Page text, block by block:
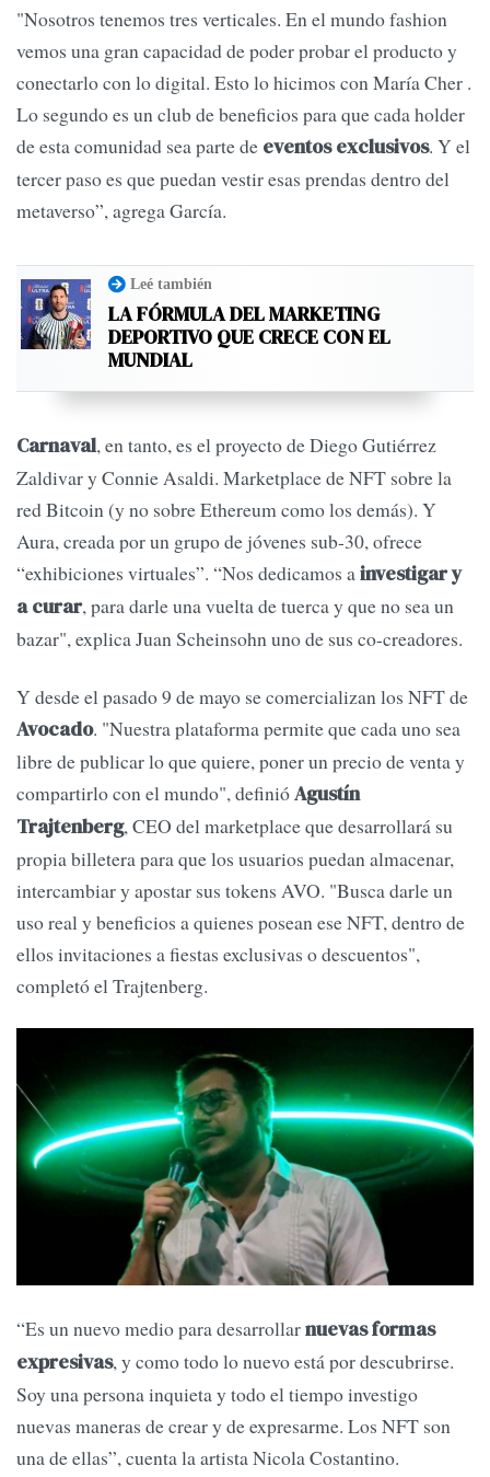
"Nosotros tenemos tres verticales. En el mundo fashion
vemos una gran capacidad de poder probar el producto y
conectarlo con lo digital. Esto lo hicimos con María Cher .
Lo segundo es un club de beneficios para que cada holder
de esta comunidad sea parte de eventos exclusivos. Y el
tercer paso es que puedan vestir esas prendas dentro del
metaverso”, agrega García.
Leé también
LA FÓRMULA DEL MARKETING
DEPORTIVO QUE CRECE CON EL
MUNDIAL
Carnaval, en tanto, es el proyecto de Diego Gutiérrez
Zaldivar y Connie Asaldi. Marketplace de NFT sobre la
red Bitcoin (y no sobre Ethereum como los demás). Y
Aura, creada por un grupo de jóvenes sub-30, ofrece
“exhibiciones virtuales”. “Nos dedicamos a investigar y
a curar, para darle una vuelta de tuerca y que no sea un
bazar", explica Juan Scheinsohn uno de sus co-creadores.
Y desde el pasado 9 de mayo se comercializan los NFT de
Avocado. "Nuestra plataforma permite que cada uno sea
libre de publicar lo que quiere, poner un precio de venta y
compartirlo con el mundo", definióAgustín
Trajtenberg, CEO del marketplace que desarrollará su
propia billetera para que los usuarios puedan almacenar,
intercambiar y apostar sus tokens AVO. "Busca darle un
uso real y beneficios a quienes posean ese NFT, dentro de
ellos invitaciones a fiestas exclusivas o descuentos",
completó el Trajtenberg.
“Es un nuevo medio para desarrollarnuevas formas
expresivas, y como todo lo nuevo está por descubrirse.
Soy una persona inquieta y todo el tiempo investigo
nuevas maneras de crear y de expresarme. Los NFT son
una de ellas”, cuenta la artista Nicola Costantino.